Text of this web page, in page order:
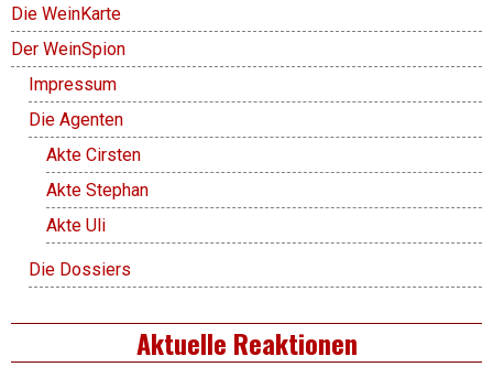
Die WeinKarte
Der WeinSpion
Impressum
Die Agenten
Akte Cirsten
Akte Stephan
Akte Uli
Die Dossiers
Aktuelle Reaktionen